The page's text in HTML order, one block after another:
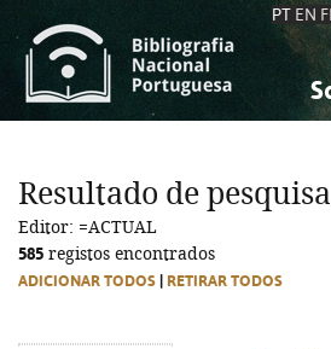
PT EN
Resultado de pesquisa
Editor: =ACTUAL
585 registos encontrados
ADICIONAR TODOS RETIRAR TODOS